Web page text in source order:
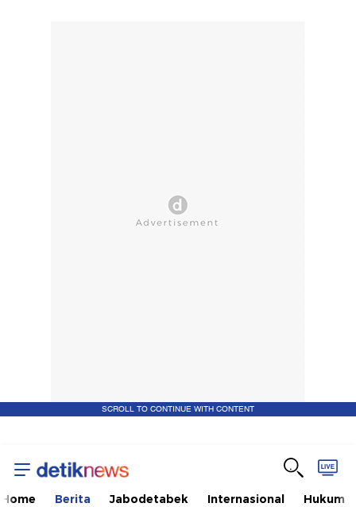
SCROLL TO CONTINUE WITH CONTENT
Home Berita Jabodetabek Internasional Hukum